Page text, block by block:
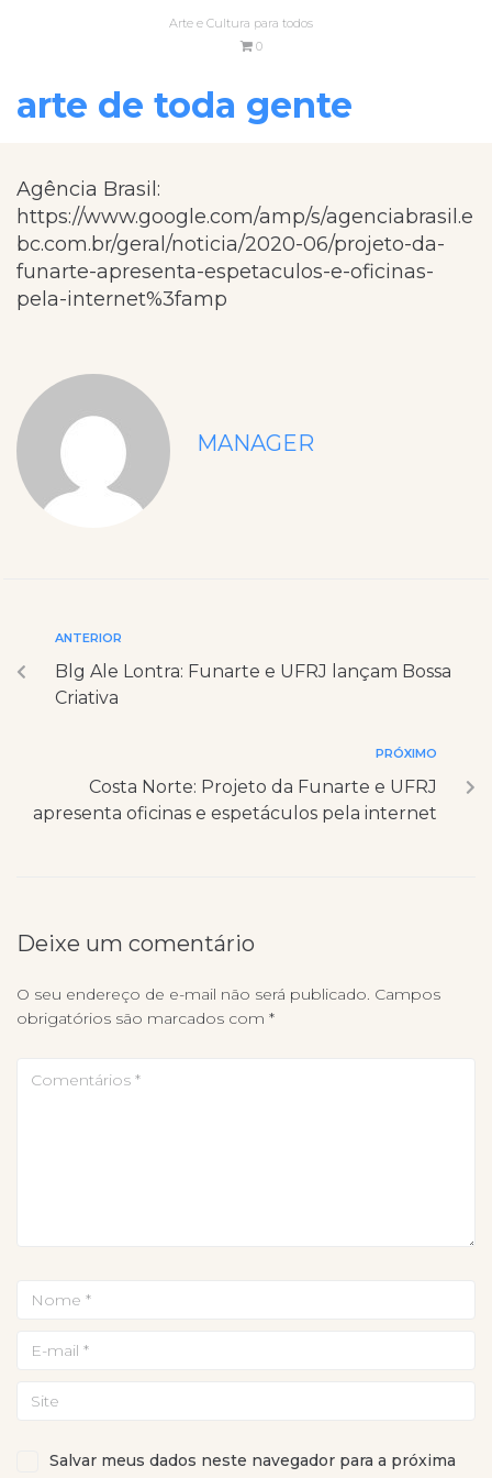
Arte e Cultura para todos
0
arte de toda gente
Agência Brasil:
https://www.google.com/amp/s/agenciabrasil.e
bc.com.br/geral/noticia/2020-06/projeto-da-
funarte-apresenta-espetaculos-e-oficinas-
pela-internet%3famp
MANAGER
ANTERIOR
Blg Ale Lontra: Funarte e UFRJ lançam Bossa
Criativa
PRÓXIMO
Costa Norte: Projeto da Funarte e UFRJ
apresenta oficinas e espetáculos pela internet
Deixe um comentário
O seu endereço de e-mail não será publicado. Campos
obrigatórios são marcados com *
Salvar meus dados neste navegador para a próxima